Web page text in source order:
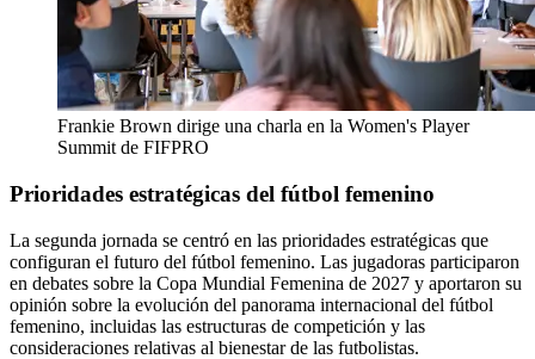
Frankie Brown dirige una charla en la Women's Player
Summit de FIFPRO
Prioridades estratégicas del fútbol femenino
La segunda jornada se centró en las prioridades estratégicas que
configuran el futuro del fútbol femenino. Las jugadoras participaron
en debates sobre la Copa Mundial Femenina de 2027 y aportaron su
opinión sobre la evolución del panorama internacional del fútbol
femenino, incluidas las estructuras de competición y las
consideraciones relativas al bienestar de las futbolistas.